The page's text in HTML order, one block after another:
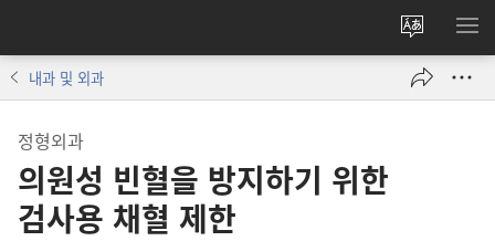
사이트
언어
변경
메
내과 및 외과
정형외과
의원성 빈혈을 방지하기 위한
검사용 채혈 제한